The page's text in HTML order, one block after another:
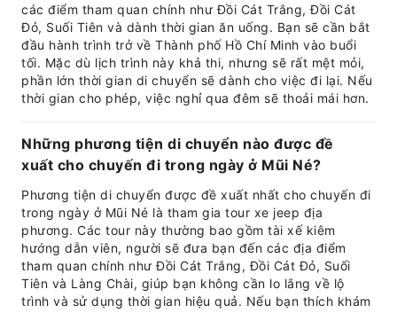
các điểm tham quan chính như Đồi Cát Trắng, Đồi Cát
Đỏ, Suối Tiên và dành thời gian ăn uống. Bạn sẽ cần bắt
đầu hành trình trở về Thành phố Hồ Chí Minh vào buổi
tối. Mặc dù lịch trình này khả thi, nhưng sẽ rất mệt mỏi,
phần lớn thời gian di chuyển sẽ dành cho việc đi lại. Nếu
thời gian cho phép, việc nghỉ qua đêm sẽ thoải mái hơn.
Những phương tiện di chuyển nào được đề
xuất cho chuyến đi trong ngày ở Mũi Né?
Phương tiện di chuyển được đề xuất nhất cho chuyến đi
trong ngày ở Mũi Né là tham gia tour xe jeep địa
phương. Các tour này thường bao gồm tài xế kiêm
hướng dẫn viên, người sẽ đưa bạn đến các địa điểm
tham quan chính như Đồi Cát Trắng, Đồi Cát Đỏ, Suối
Tiên và Làng Chài, giúp bạn không cần lo lắng về lộ
trình và sử dụng thời gian hiệu quả. Nếu bạn thích khám